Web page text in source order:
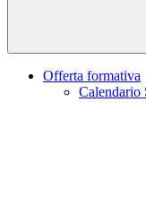
Offerta formativa
Calendario